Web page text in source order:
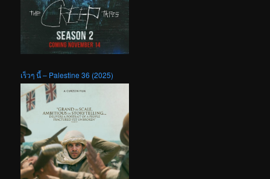
เร็วๆ นี้ – Palestine 36 (2025)